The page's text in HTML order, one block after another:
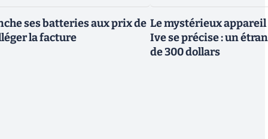
ses batteries aux prix de
la facture
Le mystérieux appareil
Ive se précise : un
de 300 dollars